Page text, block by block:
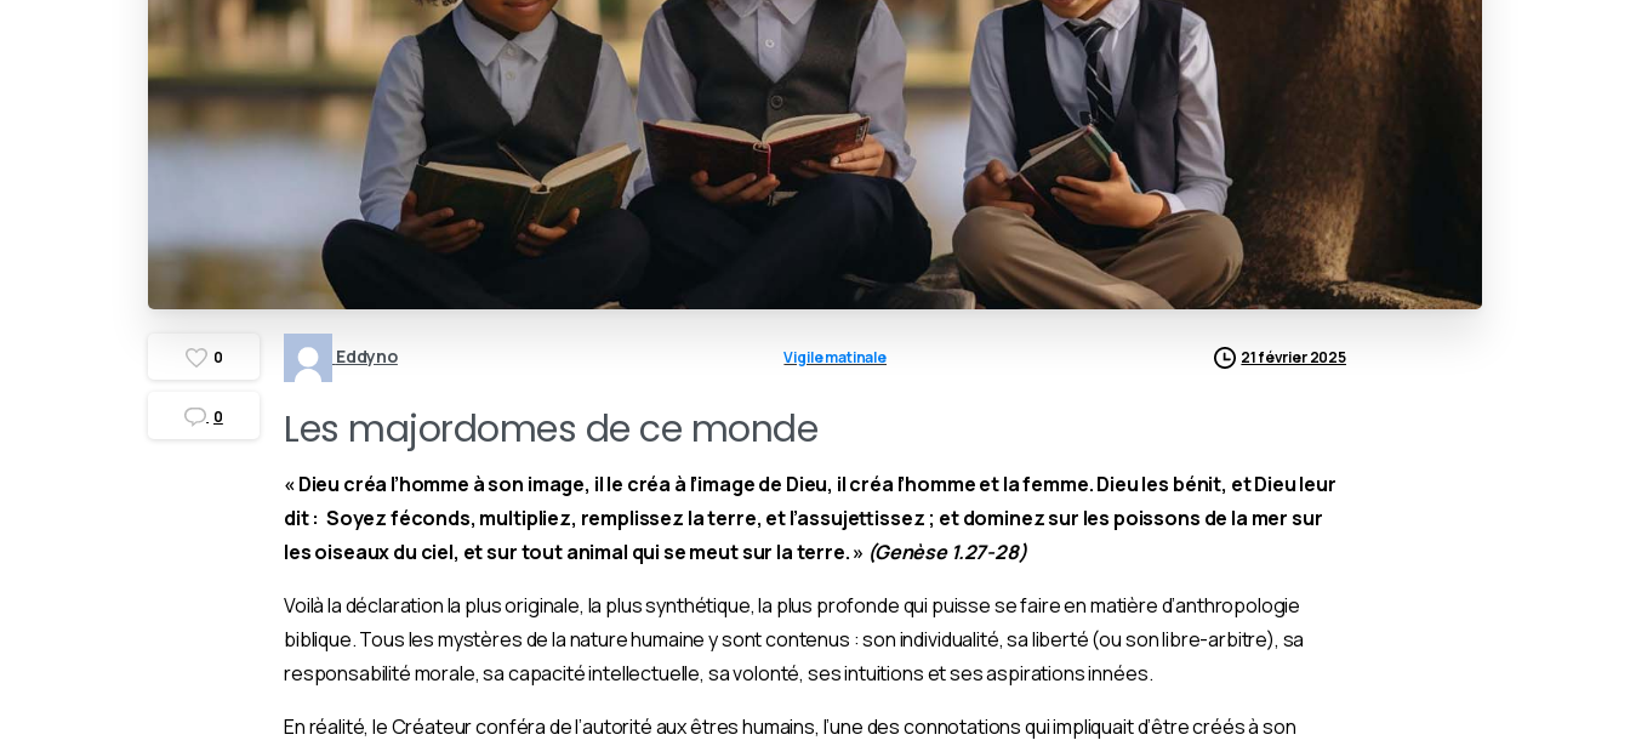
0
0
Eddyno Vigile matinale 21 février 2025
Les majordomes de ce monde
« Dieu créa l’homme à son image, il le créa à l’image de Dieu, il créa l’homme et la femme. Dieu les bénit, et Dieu leur
dit : Soyez féconds, multipliez, remplissez la terre, et l’assujettissez ; et dominez sur les poissons de la mer sur
les oiseaux du ciel, et sur tout animal qui se meut sur la terre. » (Genèse 1.27-28)
Voilà la déclaration la plus originale, la plus synthétique, la plus profonde qui puisse se faire en matière d’anthropologie
biblique. Tous les mystères de la nature humaine y sont contenus : son individualité, sa liberté (ou son libre-arbitre), sa
responsabilité morale, sa capacité intellectuelle, sa volonté, ses intuitions et ses aspirations innées.
En réalité, le Créateur conféra de l’autorité aux êtres humains, l’une des connotations qui impliquait d’être créés à son